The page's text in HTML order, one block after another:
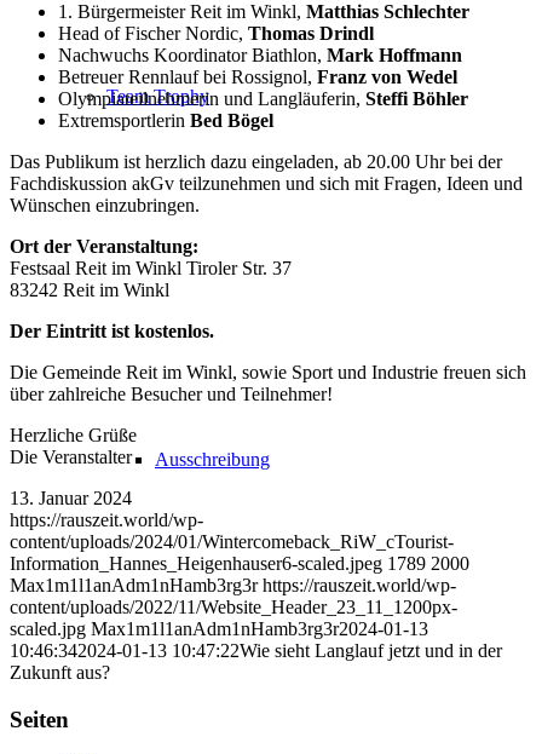
Team Trophy
Ausschreibung
1. Bürgermeister Reit im Winkl, Matthias Schlechter
Head of Fischer Nordic, Thomas Drindl
Nachwuchs Koordinator Biathlon, Mark Hoffmann
Betreuer Rennlauf bei Rossignol, Franz von Wedel
Olympiateilnehmerin und Langläuferin, Steffi Böhler
Extremsportlerin Bed Bögel
Das Publikum ist herzlich dazu eingeladen, ab 20.00 Uhr bei der
Fachdiskussion akGv teilzunehmen und sich mit Fragen, Ideen und
Wünschen einzubringen.
Ort der Veranstaltung:
Festsaal Reit im Winkl Tiroler Str. 37
83242 Reit im Winkl
Der Eintritt ist kostenlos.
Die Gemeinde Reit im Winkl, sowie Sport und Industrie freuen sich
über zahlreiche Besucher und Teilnehmer!
Herzliche Grüße
Die Veranstalter
13. Januar 2024
https://rauszeit.world/wp-
content/uploads/2024/01/Wintercomeback_RiW_cTourist-
Information_Hannes_Heigenhauser6-scaled.jpeg 1789 2000
Max1m1l1anAdm1nHamb3rg3r https://rauszeit.world/wp-
content/uploads/2022/11/Website_Header_23_11_1200px-
scaled.jpg Max1m1l1anAdm1nHamb3rg3r2024-01-13
10:46:342024-01-13 10:47:22Wie sieht Langlauf jetzt und in der
Zukunft aus?
Seiten